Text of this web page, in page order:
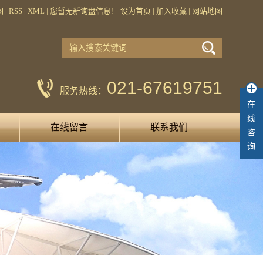
| RSS| XML | 您暂无新询盘信息！ 设为首页 | 加入收藏| 网站地图
服务热线： 021-67619751
在线留言 联系我们
在
线
咨
询